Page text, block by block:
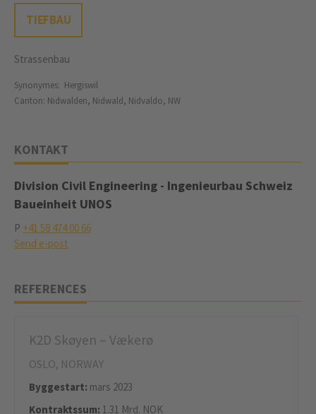
TIEFBAU
Strassenbau
Synonymes: Hergiswil
Canton: Nidwalden, Nidwald, Nidvaldo, NW
KONTAKT
Division Civil Engineering - Ingenieurbau Schweiz
Baueinheit UNOS
P +41 58 474 00 66
Send e-post
REFERENCES
K2D Skøyen – Vækerø
OSLO, NORWAY
Byggestart: mars 2023
Kontraktssum: 1.31 Mrd. NOK